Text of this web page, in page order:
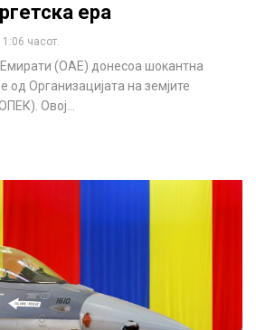
ера
часот.
(ОАЕ) донесоа шокантна
од Организацијата на земјите
Овој…